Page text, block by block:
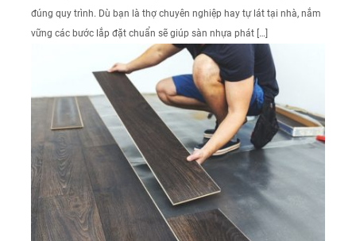
đúng quy trình. Dù bạn là thợ chuyên nghiệp hay tự lát tại nhà, nắm
vững các bước lắp đặt chuẩn sẽ giúp sàn nhựa phát […]